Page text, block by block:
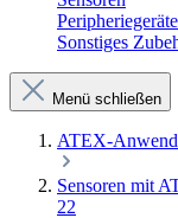
Peripheriegeräte
Sonstiges
Menü schließen
ATEX-
Sensoren mit
22